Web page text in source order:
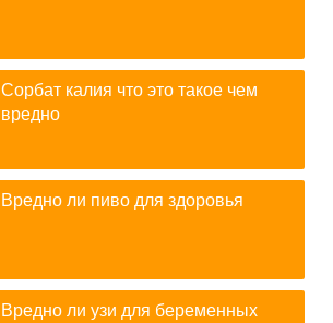
Сорбат калия что это такое чем
вредно
Вредно ли пиво для здоровья
Вредно ли узи для беременных